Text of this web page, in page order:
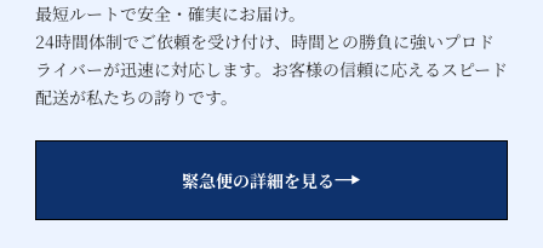
最短ルートで安全・確実にお届け。
24時間体制でご依頼を受け付け、時間との勝負に強いプロド
ライバーが迅速に対応します。お客様の信頼に応えるスピード
配送が私たちの誇りです。
緊急便の詳細を見る